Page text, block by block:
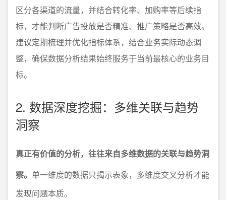
区分各渠道的流量，并结合转化率、加购率等后续指
标，才能判断广告投放是否精准、推广策略是否高效。
建议定期梳理并优化指标体系，结合业务实际动态调
整，确保数据分析结果始终服务于当前最核心的业务目
标。
2. 数据深度挖掘：多维关联与趋势
洞察
真正有价值的分析，往往来自多维数据的关联与趋势洞
察。 单一维度的数据只揭示表象，多维度交叉分析才能
发现问题本质。